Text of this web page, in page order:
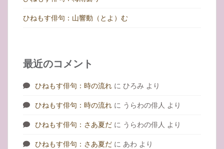
ひねもす俳句：山響動（とよ）む
最近のコメント
ひねもす俳句：時の流れ に ひろみ より
ひねもす俳句：時の流れ に うらわの俳人 より
ひねもす俳句：さあ夏だ に うらわの俳人 より
ひねもす俳句：さあ夏だ に あわ より